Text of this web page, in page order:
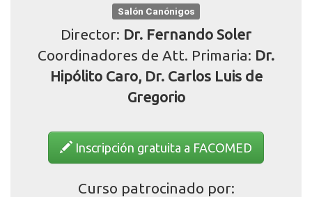
Salón Canónigos
Director: Dr. Fernando Soler
Coordinadores de Att. Primaria: Dr.
Hipólito Caro, Dr. Carlos Luis de
Gregorio
Inscripción gratuita a FACOMED
Curso patrocinado por: